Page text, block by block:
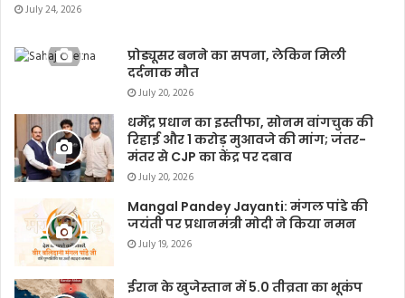
July 24, 2026
प्रोड्यूसर बनने का सपना, लेकिन मिली
दर्दनाक मौत
July 20, 2026
धर्मेंद्र प्रधान का इस्तीफा, सोनम वांगचुक की
रिहाई और 1 करोड़ मुआवजे की मांग; जंतर-
मंतर से CJP का केंद्र पर दबाव
July 20, 2026
Mangal Pandey Jayanti: मंगल पांडे की
जयंती पर प्रधानमंत्री मोदी ने किया नमन
July 19, 2026
ईरान के खुजेस्तान में 5.0 तीव्रता का भूकंप